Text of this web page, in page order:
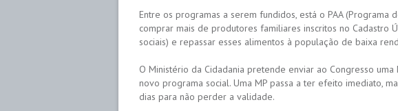
Entre os programas a serem fundidos, está o PAA (Programa
comprar mais de produtores familiares inscritos no Cadastro
sociais) e repassar esses alimentos à população de baixa
O Ministério da Cidadania pretende enviar ao Congresso
novo programa social. Uma MP passa a ter efeito imediato,
dias para não perder a validade.